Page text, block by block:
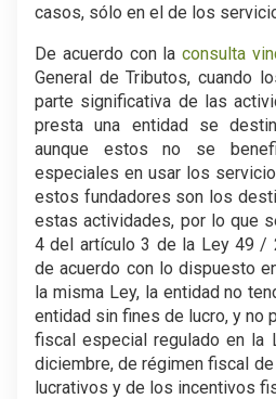
casos, sólo en el de los
De acuerdo con la consulta
General de Tributos, cuando
parte significativa de las
presta una entidad se
aunque estos no se
especiales en usar los
estos fundadores son los
estas actividades, por lo que
4 del artículo 3 de la Ley 49 /
de acuerdo con lo dispuesto
la misma Ley, la entidad no
entidad sin fines de lucro, y no
fiscal especial regulado en la
diciembre, de régimen fiscal
lucrativos y de los incentivos